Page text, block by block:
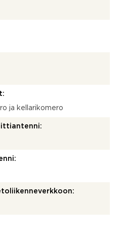
ja kellarikomero